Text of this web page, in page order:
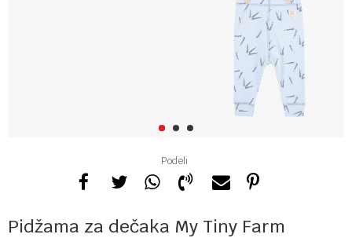
1 2 3
Podeli
Pidžama za dečaka My Tiny Farm